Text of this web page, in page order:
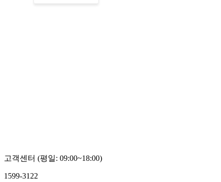
고객센터 (평일: 09:00~18:00)
1599-3122